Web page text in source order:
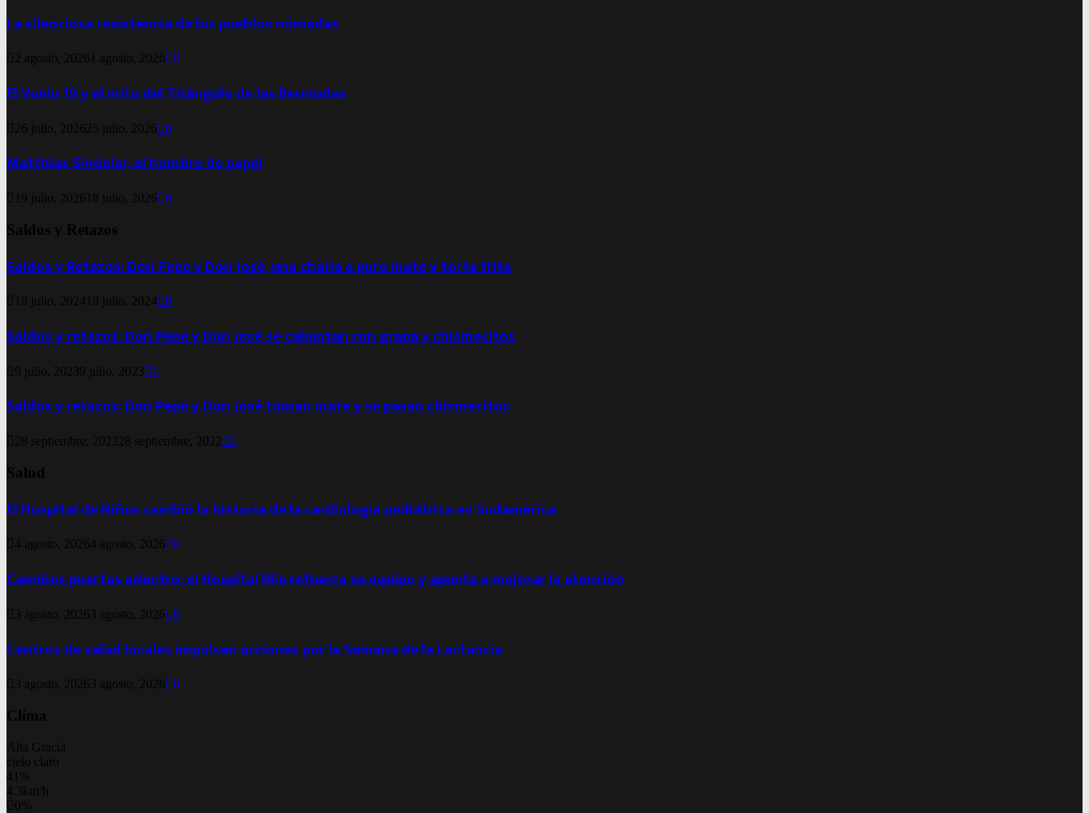
La silenciosa resistencia de los pueblos nómadas
2 agosto, 2026 1 agosto, 2026 0
El Vuelo 19 y el mito del Triángulo de las Bermudas
26 julio, 2026 25 julio, 2026 0
Matthias Sindelar, el hombre de papel
19 julio, 2026 18 julio, 2026 0
Saldos y Retazos
Saldos y Retazos: Don Pepe y Don José, una charla a puro mate y torta frita
18 julio, 2024 18 julio, 2024 0
Saldos y retazos: Don Pepe y Don José se calientan con grapa y chismecitos
9 julio, 20239 julio, 2023 0
Saldos y retazos: Don Pepe y Don José toman mate y se pasan chismecitos
28 septiembre, 2022 28 septiembre, 2022 0
Salud
El Hospital de Niños cambió la historia de la cardiología pediátrica en Sudamérica
4 agosto, 20264 agosto, 2026 0
Cambios puertas adentro: el Hospital Illia refuerza su equipo y apunta a mejorar la atención
3 agosto, 2026 3 agosto, 2026 0
Centros de salud locales impulsan acciones por la Semana de la Lactancia
3 agosto, 2026 3 agosto, 2026 0
Clima
Alta Gracia
cielo claro
41%
4.3km/h
0%